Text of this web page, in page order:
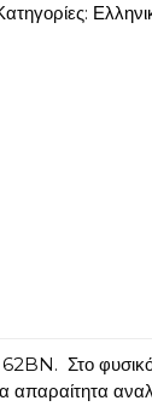
Στο
απαραίτητα